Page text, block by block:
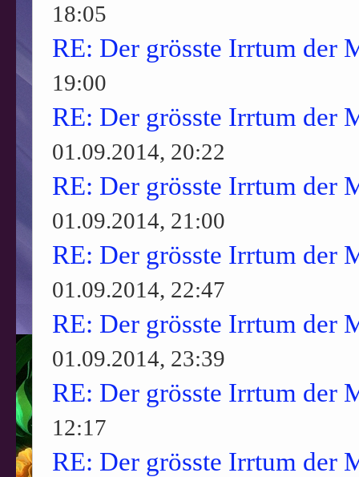
18:05
RE: Der grösste Irrtum der
19:00
RE: Der grösste Irrtum der
01.09.2014, 20:22
RE: Der grösste Irrtum der
01.09.2014, 21:00
RE: Der grösste Irrtum der
01.09.2014, 22:47
RE: Der grösste Irrtum der
01.09.2014, 23:39
RE: Der grösste Irrtum der
12:17
RE: Der grösste Irrtum der